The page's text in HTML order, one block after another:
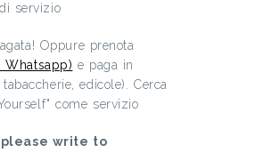
servizio
Oppure prenota
e paga in
edicole). Cerca
come servizio
please write to